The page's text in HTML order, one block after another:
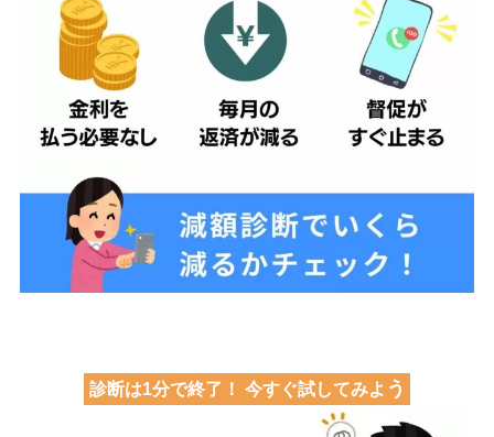
診断は1分で終了！ 今すぐ試してみよ う